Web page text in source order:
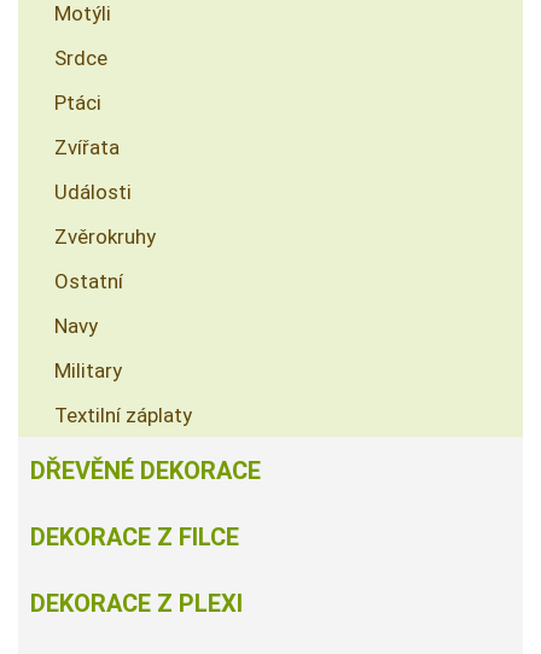
Motýli
Srdce
Ptáci
Zvířata
Události
Zvěrokruhy
Ostatní
Navy
Military
Textilní záplaty
DŘEVĚNÉ DEKORACE
DEKORACE Z FILCE
DEKORACE Z PLEXI